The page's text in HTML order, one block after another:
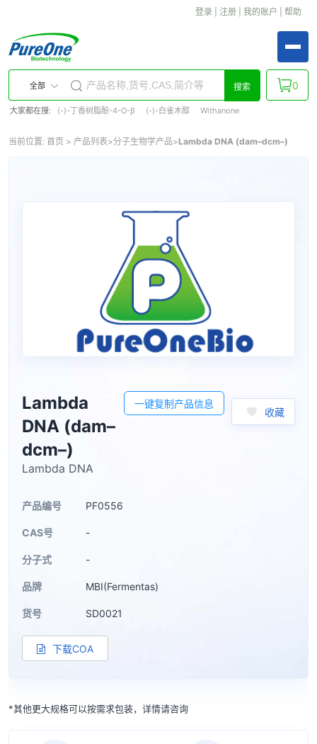
登录 注册 我的账户 帮助
全部 搜索
大家都在搜: (-)-丁香树脂酚-4-O-β (-)-白雀木醇 Withanone
0
当前位置: 首页 > 产品列表>分子生物学产品>Lambda DNA (dam–dcm–)
Lambda
DNA (dam–
dcm–)
一键复制产品信息
收藏
Lambda DNA
产品编号 PF0556
CAS号 -
分子式 -
品牌 MBI(Fermentas)
货号 SD0021
下载COA
*其他更大规格可以按需求包装，详情请咨询